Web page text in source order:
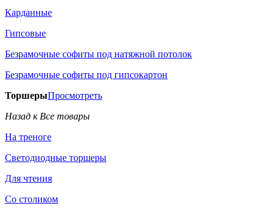
Карданные
Гипсовые
Безрамочные софиты под натяжной потолок
Безрамочные софиты под гипсокартон
ТоршерыПросмотреть
Назад к Все товары
На треноге
Светодиодные торшеры
Для чтения
Со столиком